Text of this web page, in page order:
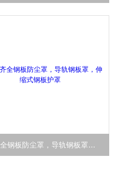
规格齐全钢板防尘罩，导轨钢板罩，伸缩式钢板护罩